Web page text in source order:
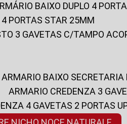
ARMÁRIO BAIXO DUPLO 4
4 PORTAS STAR 25MM
3 GAVETAS C/TAMPO
ARMARIO BAIXO
ARMARIO CREDENZA 3
4 GAVETAS 2 PORTAS